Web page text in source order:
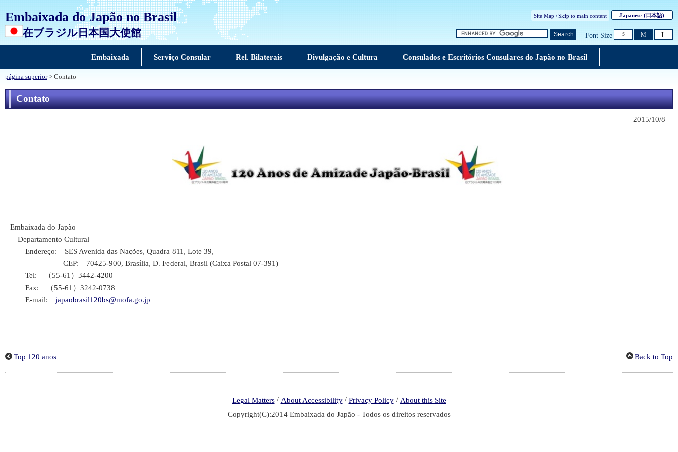
Embaixada do Japão no Brasil
在ブラジル日本国大使館
Site Map /Skip to main content Japanese (日本語)
Search Font Size S M L
Embaixada Serviço Consular Rel. Bilaterais Divulgação e Cultura Consulados e Escritórios Consulares do Japão no Brasil
página superior> Contato
Contato
2015/10/8
Embaixada do Japão
Departamento Cultural
Endereço: SES Avenida das Nações, Quadra 811, Lote 39,
CEP: 70425-900, Brasília, D. Federal, Brasil (Caixa Postal 07-391)
Tel: （55-61）3442-4200
Fax: （55-61）3242-0738
E-mail: japaobrasil120bs@mofa.go.jp
Top 120 anos Back to Top
Legal Matters / About Accessibility / Privacy Policy / About this Site
Copyright(C):2014 Embaixada do Japão - Todos os direitos reservados